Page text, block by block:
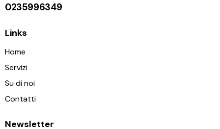
0235996349
Links
Home
Servizi
Su di noi
Contatti
Newsletter